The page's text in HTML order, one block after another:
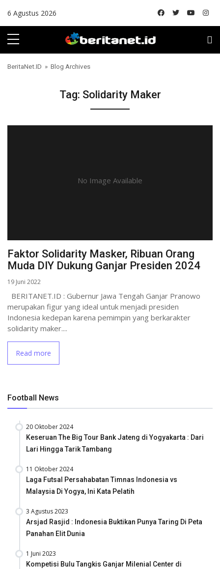
6 Agustus 2026
BeritaNet.ID » Blog Archives
Tag: Solidarity Maker
No Image Available
Faktor Solidarity Masker, Ribuan Orang
Muda DIY Dukung Ganjar Presiden 2024
19 Juni 2022
BERITANET.ID : Gubernur Jawa Tengah Ganjar Pranowo
merupakan figur yang ideal untuk menjadi presiden
Indonesia kedepan karena pemimpin yang berkarakter
solidarity maker....
Read more
Football News
20 Oktober 2024
Keseruan The Big Tour Bank Jateng di Yogyakarta : Dari
Lari Hingga Tarik Tambang
11 Oktober 2024
Laga Futsal Persahabatan Timnas Indonesia vs
Malaysia Di Yogya, Ini Kata Pelatih
3 Agustus 2023
Arsjad Rasjid : Indonesia Buktikan Punya Taring Di Peta
Panahan Elit Dunia
1 Juni 2023
Kompetisi Bulu Tangkis Ganjar Milenial Center di